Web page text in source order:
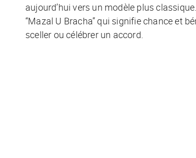
aujourd’hui vers un modèle plus
“Mazal U Bracha” qui signifie chance et
sceller ou célébrer un accord.